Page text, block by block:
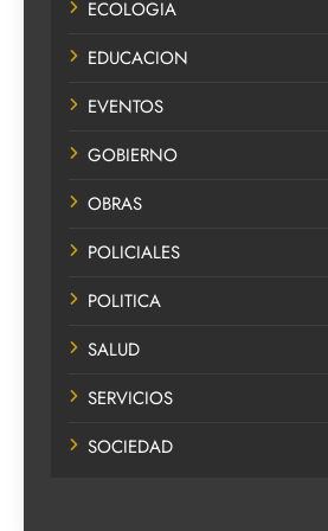
ECOLOGIA
EDUCACION
EVENTOS
GOBIERNO
OBRAS
POLICIALES
POLITICA
SALUD
SERVICIOS
SOCIEDAD